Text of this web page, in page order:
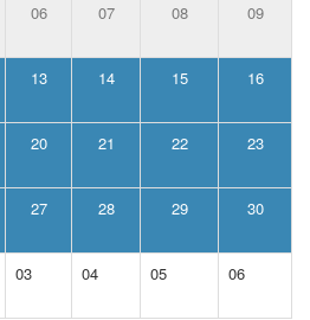
06 07 08 09
13 14 15 16
20 21 22 23
27 28 29 30
03 04 05 06